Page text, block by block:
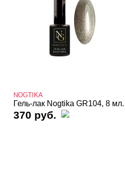
NOGTIKA
Гель-лак Nogtika GR104, 8 мл.
370 руб.